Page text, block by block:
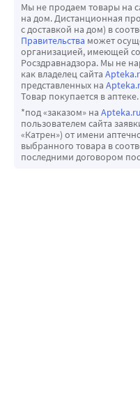
Мы не продаем товары на
на дом. Дистанционная
с доставкой на дом) в
Правительства может
организацией, имеющей
Росздравнадзора. Мы не
как владелец сайта
представленных на
Товар покупается в аптеке.
*под «заказом» на Apteka.ru
пользователем сайта
«Катрен») от имени
выбранного товара в
последними договором